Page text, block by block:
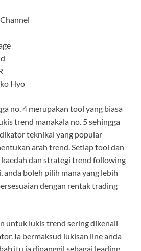
Hyo
no. 4 merupakan tool yang biasa
trend manakala no. 5 sehingga
teknikal yang popular
arah trend. Setiap tool dan
dan strategi trend following
anda boleh pilih mana yang lebih
dengan rentak trading
untuk lukis trend sering dikenali
Ia bermaksud lukisan line anda
itu ia dipanggil sebagai leading